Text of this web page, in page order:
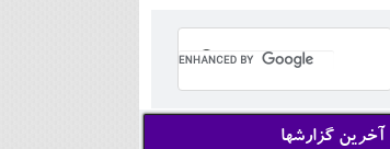
آخرین گزارشها